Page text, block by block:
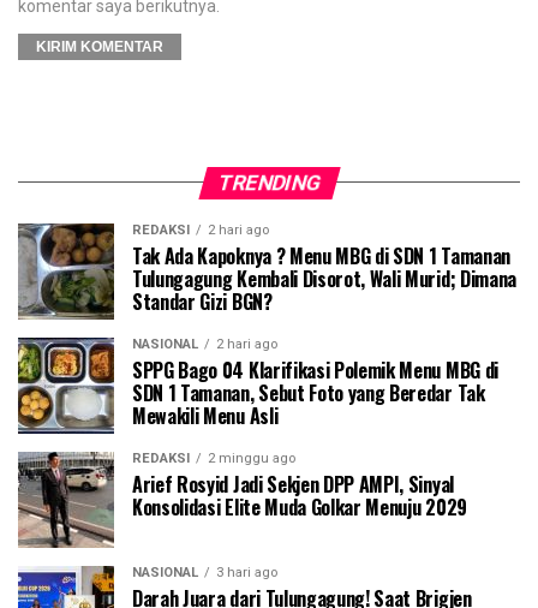
komentar saya berikutnya.
TRENDING
REDAKSI 2 hari ago
Tak Ada Kapoknya ? Menu MBG di SDN 1 Tamanan
Tulungagung Kembali Disorot, Wali Murid; Dimana
Standar Gizi BGN?
NASIONAL 2 hari ago
SPPG Bago 04 Klarifikasi Polemik Menu MBG di
SDN 1 Tamanan, Sebut Foto yang Beredar Tak
Mewakili Menu Asli
REDAKSI 2 minggu ago
Arief Rosyid Jadi Sekjen DPP AMPI, Sinyal
Konsolidasi Elite Muda Golkar Menuju 2029
NASIONAL 3 hari ago
Darah Juara dari Tulungagung! Saat Brigjen